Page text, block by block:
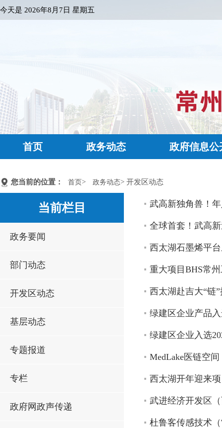
今天是 2026年8月7日 星期五
首页 政务动态 政府信息公
您当前的位置： 首页> 政务动态> 开发区动态
当前栏目
政务要闻
部门动态
开发区动态
基层动态
专题报道
专栏
政府网政声传递
武高新独角兽！
全球首套！武高
西太湖石墨烯平
重大项目BHS常
西太湖赴吉大“链
绿建区企业产品
绿建区企业入选
MedLake医链空
西太湖开年迎来
武进经济开发区
杜鲁客传感技术